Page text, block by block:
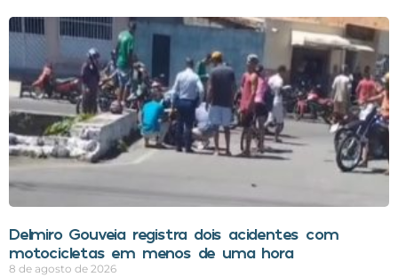
Delmiro Gouveia registra dois acidentes com
motocicletas em menos de uma hora
8 de agosto de 2026